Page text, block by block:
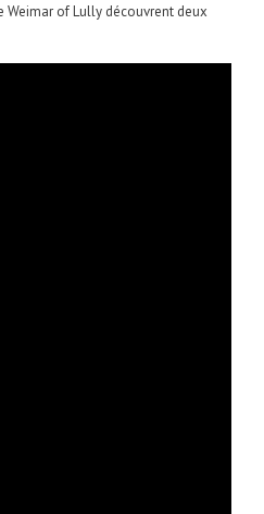
Weimar of Lully découvrent deux